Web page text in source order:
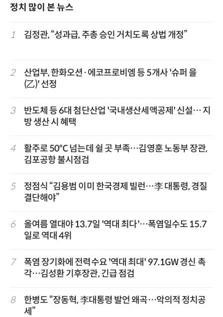
정치 많이 본 뉴스
1 김정관, “성과급, 주총 승인 거치도록 상법 개정”
2
산업부, 한화오션·에코프로비엠 등 5개사 '슈퍼 을
(乙)' 선정
3
반도체 등 6대 첨단산업 '국내생산세액공제' 신설… 지
방 생산 시 혜택
4
활주로 50℃ 넘는데 쉴 곳 부족…김영훈 노동부 장관,
김포공항 불시점검
5
정점식 “김용범 이미 한국경제 빌런…李 대통령, 경질
결단해야”
6
올여름 열대야 13.7일 '역대 최다'…폭염일수도 15.7
일로 역대 4위
7
폭염 장기화에 전력수요 '역대 최대' 97.1GW 경신 촉
각…김성환 기후장관, 긴급 점검
8
한병도 “장동혁, 李대통령 발언 왜곡…악의적 정치공
세”